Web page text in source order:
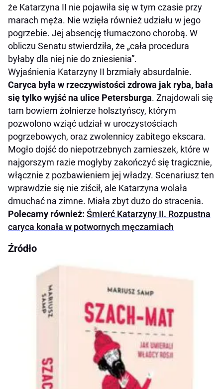
że Katarzyna II nie pojawiła się w tym czasie przy
marach męża. Nie wzięła również udziału w jego
pogrzebie. Jej absencję tłumaczono chorobą. W
obliczu Senatu stwierdziła, że „cała procedura
byłaby dla niej nie do zniesienia”.
Wyjaśnienia Katarzyny II brzmiały absurdalnie.
Caryca była w rzeczywistości zdrowa jak ryba, bała
się tylko wyjść na ulice Petersburga. Znajdowali się
tam bowiem żołnierze holsztyńscy, którym
pozwolono wziąć udział w uroczystościach
pogrzebowych, oraz zwolennicy zabitego ekscara.
Mogło dojść do niepotrzebnych zamieszek, które w
najgorszym razie mogłyby zakończyć się tragicznie,
włącznie z pozbawieniem jej władzy. Scenariusz ten
wprawdzie się nie ziścił, ale Katarzyna wolała
dmuchać na zimne. Miała zbyt dużo do stracenia.
Polecamy również: Śmierć Katarzyny II. Rozpustna
caryca konała w potwornych męczarniach
Źródło